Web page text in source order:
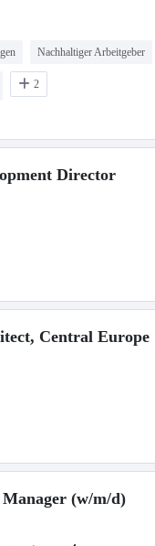
Nachhaltiger Arbeitgeber
2
Director
Central Europe
(w/m/d)